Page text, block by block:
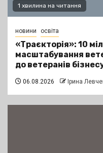
1 хвилина на читання
новини освіта
«Траєкторія»: 10
масштабування
до ветеранів
06.08.2026 Ірина